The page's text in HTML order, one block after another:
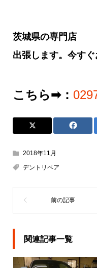
茨城県の専門店
出張します。今すぐ
こちら➡：
2018年11月
デントリペア
関連記事一覧